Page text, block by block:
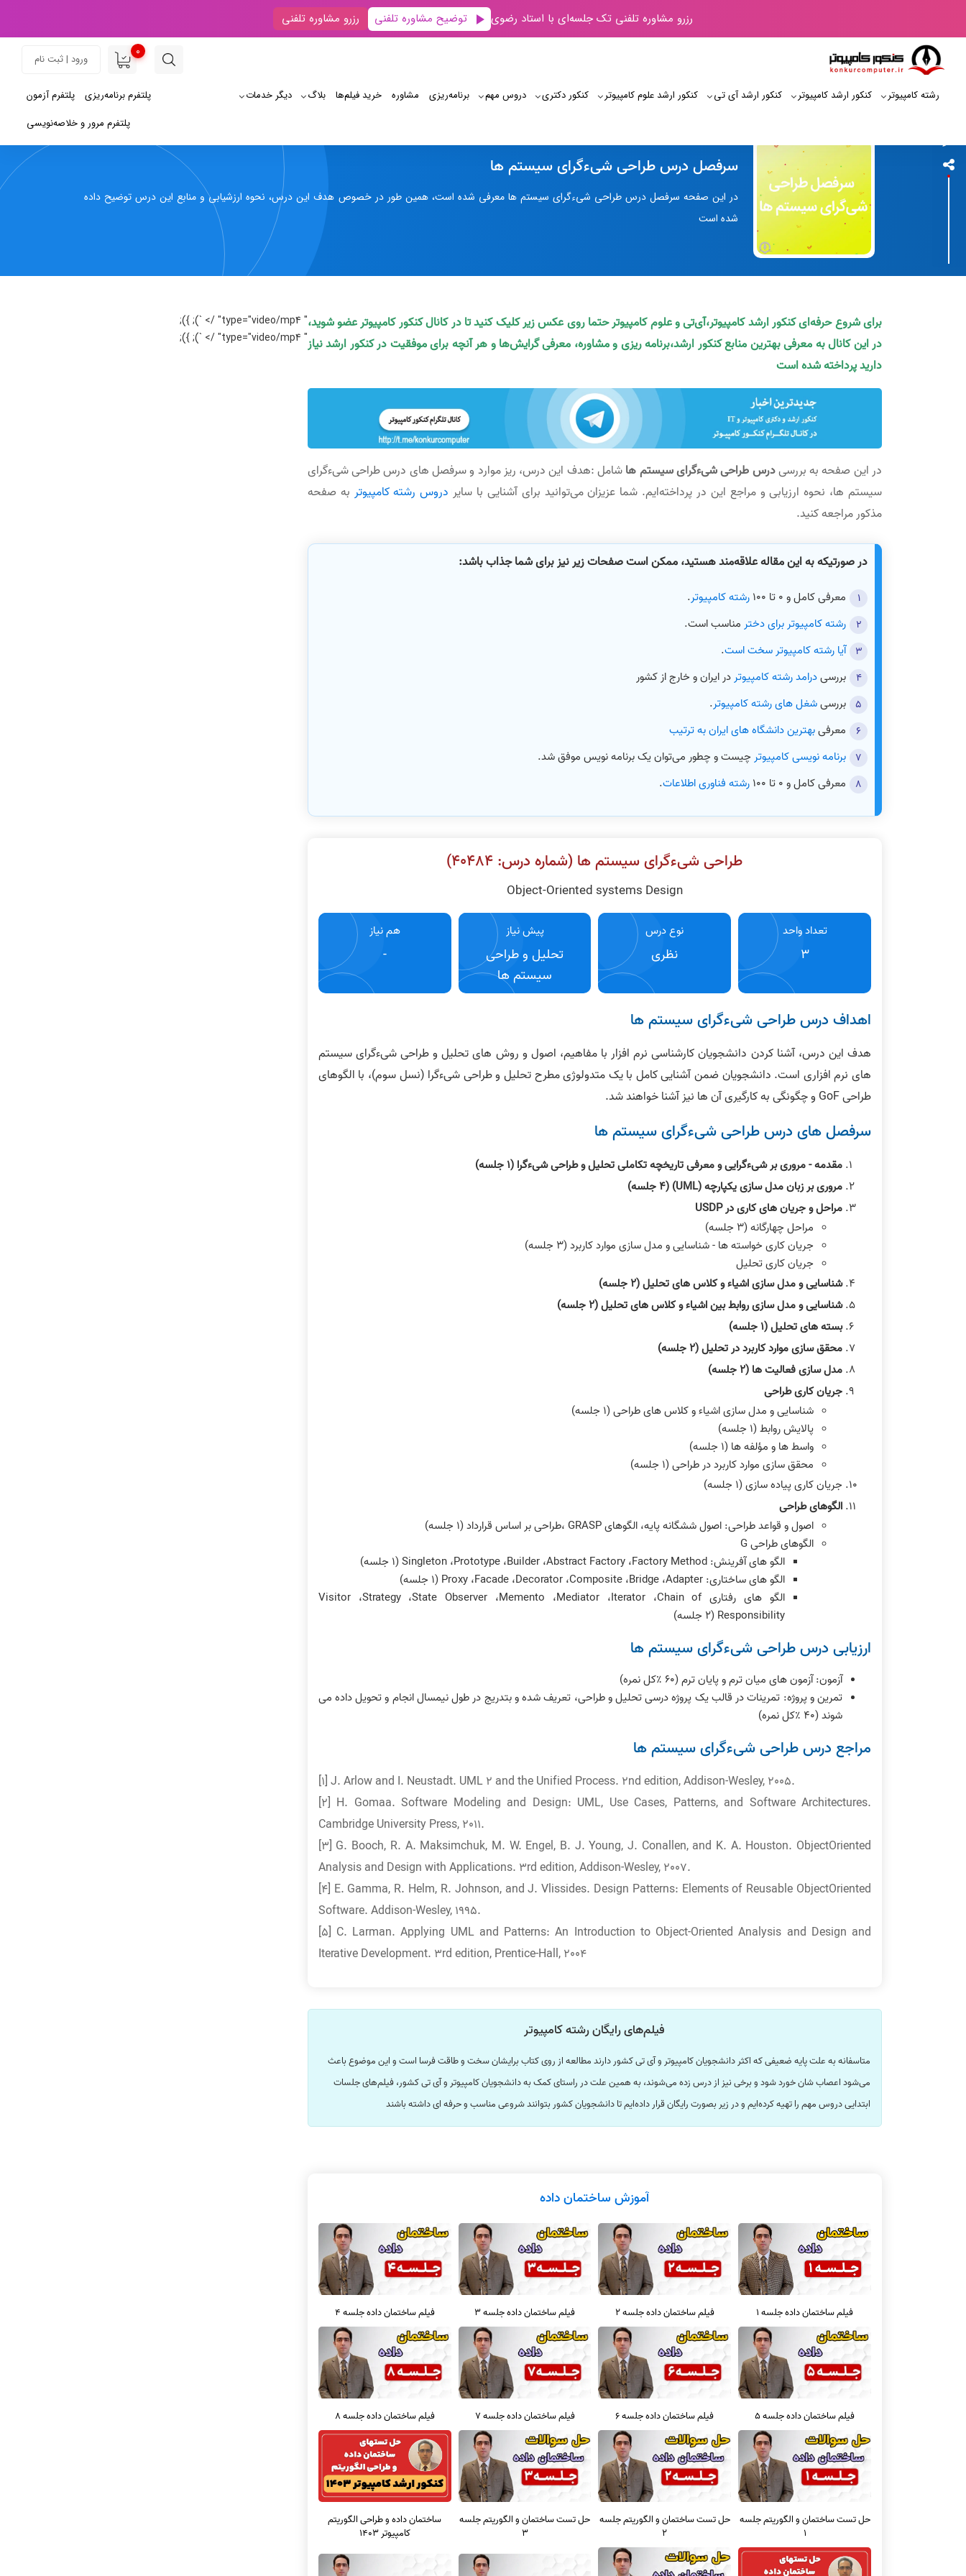
رزرو مشاوره تلفنی تک جلسه‌ای با استاد رضوی توضیح مشاوره تلفنی رزرو مشاوره تلفنی
0
ورود | ثبت نام
رشته کامپیوتر کنکور ارشد کامپیوتر کنکور ارشد آی‌ تی کنکور ارشد علوم کامپیوتر کنکور دکتری دروس مهم برنامه‌‌ریزی مشاوره خرید فیلم‌ها بلاگ دیگر خدمات پلتفرم آزمون
پلتفرم برنامه‌ریزی
پلتفرم مرور و خلاصه‌نویسی
سرفصل درس طراحی شیءگرای سیستم ها
در این صفحه سرفصل درس طراحی شیءگرای سیستم ها معرفی شده است، همین طور در خصوص هدف این درس، نحوه ارزشیابی و منابع این درس توضیح داده
شده است
برای شروع حرفه‌ای کنکور ارشد کامپیوتر،آی‌تی و علوم کامپیوتر حتما روی عکس زیر کلیک کنید تا در کانال کنکور کامپیوتر عضو شوید،
در این کانال به معرفی بهترین منابع کنکور ارشد،برنامه ریزی و مشاوره، معرفی گرایش‌ها و هر آنچه برای موفقیت در کنکور ارشد نیاز
دارید پرداخته شده است
در این صفحه به بررسیدر‌س طراحی شیءگرای سیستم هاشامل :هدف این درس، ریز موارد و سرفصل های درس طراحی شیءگرای
سیستم ها، نحوه ارزیابی و مراجع این در پرداخته‌ایم. شما عزیزان می‌توانید برای آشنایی با سایر دروس رشته کامپیوتر به صفحه
مذکور مراجعه کنید.
در صورتیکه به این مقاله علاقه‌مند هستید، ممکن است صفحات زیر نیز برای شما جذاب باشد:
معرفی کامل و 0 تا 100 رشته کامپیوتر.
رشته کامپیوتر برای دختر مناسب است.
آیا رشته کامپیوتر سخت است.
بررسیدرامد رشته کامپیوتردر ایران و خارج از کشور
بررسیشغل های رشته کامپیوتر.
معرفیبهترین دانشگاه های ایران به ترتیب
برنامه نویسی کامپیوترچیست و چطور می‌توان یک برنامه نویس موفق شد.
معرفی کامل و 0 تا 100
رشته فناوری اطلاعات.
طراحی شیءگرای سیستم ها (شماره درس: ۴٠۴٨۴)
Object-Oriented systems Design
تعداد واحد
3
نوع درس
نظری
پیش نیاز
تحلیل و طراحی
سیستم ها
هم نیاز
-
اهداف درس طراحی شیءگرای سیستم ها
هدف این درس، آشنا کردن دانشجویان کارشناسی نرم افزار با مفاهیم، اصول و روش های تحلیل و طراحی شیءگرای سیستم
های نرم افزاری است. دانشجویان ضمن آشنایی کامل با یک متدولوژی مطرح تحلیل و طراحی شیءگرا (نسل سوم)، با الگوهای
طراحی GoF و چگونگی به کارگیری آن ها نیز آشنا خواهند شد.
سرفصل های درس طراحی شیءگرای سیستم ها
مقدمه ‐ مروری بر شیءگرایی و معرفی تاریخچه تکاملی تحلیل و طراحی شیءگرا (١ جلسه)
مروری بر زبان مدل سازی یکپارچه (UML) (۴ جلسه)
مراحل و جریان های کاری در USDP
مراحل چهارگانه (٣ جلسه)
جریان کاری خواسته ها ‐ شناسایی و مدل سازی موارد کاربرد (٣ جلسه)
جریان کاری تحلیل
شناسایی و مدل سازی اشیاء و کلاس های تحلیل (٢ جلسه)
شناسایی و مدل سازی روابط بین اشیاء و کلاس های تحلیل (٢ جلسه)
بسته های تحلیل (١ جلسه)
محقق سازی موارد کاربرد در تحلیل (٢ جلسه)
مدل سازی فعالیت ها (٢ جلسه)
جریان کاری طراحی
شناسایی و مدل سازی اشیاء و کلاس های طراحی (١ جلسه)
پالایش روابط (١ جلسه)
واسط ها و مؤلفه ها (١ جلسه)
محقق سازی موارد کاربرد در طراحی (١ جلسه)
جریان کاری پیاده سازی (١ جلسه)
الگوهای طراحی
اصول و قواعد طراحی: اصول ششگانه پایه، الگوهای GRASP ،طراحی بر اساس قرارداد (١ جلسه)
الگوهای طراحی G
الگو های آفرینش: Singleton ،Prototype ،Builder ،Abstract Factory ،Factory Method (١ جلسه)
الگو های ساختاری: Proxy ،Facade ،Decorator ،Composite ،Bridge ،Adapter (١ جلسه)
الگو های رفتاری Visitor ،Strategy ،State Observer ،Memento ،Mediator ،Iterator ،Chain of
Responsibility (٢ جلسه)
ارزیابی درس طراحی شیءگرای سیستم ها
آزمون: آزمون های میان ترم و پایان ترم (۶٠ ٪کل نمره)
تمرین و پروژه: تمرینات در قالب یک پروژه درسی تحلیل و طراحی، تعریف شده و بتدریج در طول نیمسال انجام و تحویل داده می
شوند (۴٠ ٪کل نمره)
مراجع درس طراحی شیءگرای سیستم ها
[1] J. Arlow and I. Neustadt. UML 2 and the Unified Process. 2nd edition, Addison-Wesley, 2005.
[2] H. Gomaa. Software Modeling and Design: UML, Use Cases, Patterns, and Software Architectures.
Cambridge University Press, 2011.
[3] G. Booch, R. A. Maksimchuk, M. W. Engel, B. J. Young, J. Conallen, and K. A. Houston. ObjectOriented
Analysis and Design with Applications. 3rd edition, Addison-Wesley, 2007.
[4] E. Gamma, R. Helm, R. Johnson, and J. Vlissides. Design Patterns: Elements of Reusable ObjectOriented
Software. Addison-Wesley, 1995.
[5] C. Larman. Applying UML and Patterns: An Introduction to Object-Oriented Analysis and Design and
Iterative Development. 3rd edition, Prentice-Hall, 2004
فیلم‌های رایگان رشته کامپیوتر
متاسفانه به علت پایه ضعیفی که اکثر دانشجویان کامپیوتر و آی تی کشور دارند مطالعه از روی کتاب برایشان سخت و طاقت فرسا است و این موضوع باعث
می‌شود اعصاب شان خورد شود و برخی نیز از درس زده می‌شوند، به همین علت در راستای کمک به دانشجویان کامپیوتر و آی تی کشور، فیلم‌های جلسات
ابتدایی دروس مهم را تهیه کرده‌ایم و در زیر بصورت رایگان قرار داده‌ایم تا دانشجویان کشور بتوانند شروعی مناسب و حرفه ای داشته باشند
آموزش ساختمان داده
فیلم ساختمان داده جلسه 1 فیلم ساختمان داده جلسه 2 فیلم ساختمان داده جلسه 3 فیلم ساختمان داده جلسه 4
فیلم ساختمان داده جلسه 5 فیلم ساختمان داده جلسه 6 فیلم ساختمان داده جلسه 7 فیلم ساختمان داده جلسه 8
حل تست ساختمان و الگوریتم جلسه
1
حل تست ساختمان و الگوریتم جلسه
2
حل تست ساختمان و الگوریتم جلسه
3
ساختمان داده و طراحی الگوریتم
کامپیوتر 1403
" type="video/mp4" /> `); });
" type="video/mp4" /> `); });